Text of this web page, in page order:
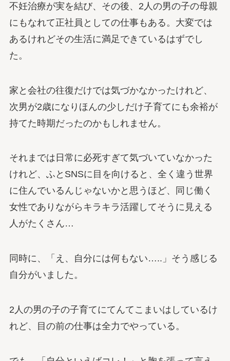
不妊治療が実を結び、その後、2人の男の子の母親
にもなれて正社員としての仕事もある。大変では
あるけれどその生活に満足できているはずでし
た。
家と会社の往復だけでは気づかなかったけれど、
次男が2歳になりほんの少しだけ子育てにも余裕が
持てた時期だったのかもしれません。
それまでは日常に必死すぎて気づいていなかった
けれど、ふとSNSに目を向けると、全く違う世界
に住んでいるんじゃないかと思うほど、同じ働く
女性でありながらキラキラ活躍してそうに見える
人がたくさん…
同時に、「え、自分には何もない…..」そう感じる
自分がいました。
2人の男の子の子育てにてんてこまいはしているけ
れど、目の前の仕事は全力でやっている。